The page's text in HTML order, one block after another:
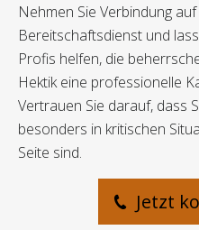
Nehmen Sie Verbindung
Bereitschaftsdienst und
Profis helfen, die
Hektik eine professionelle
Vertrauen Sie darauf, dass
besonders in kritischen
Seite sind.
Jetzt